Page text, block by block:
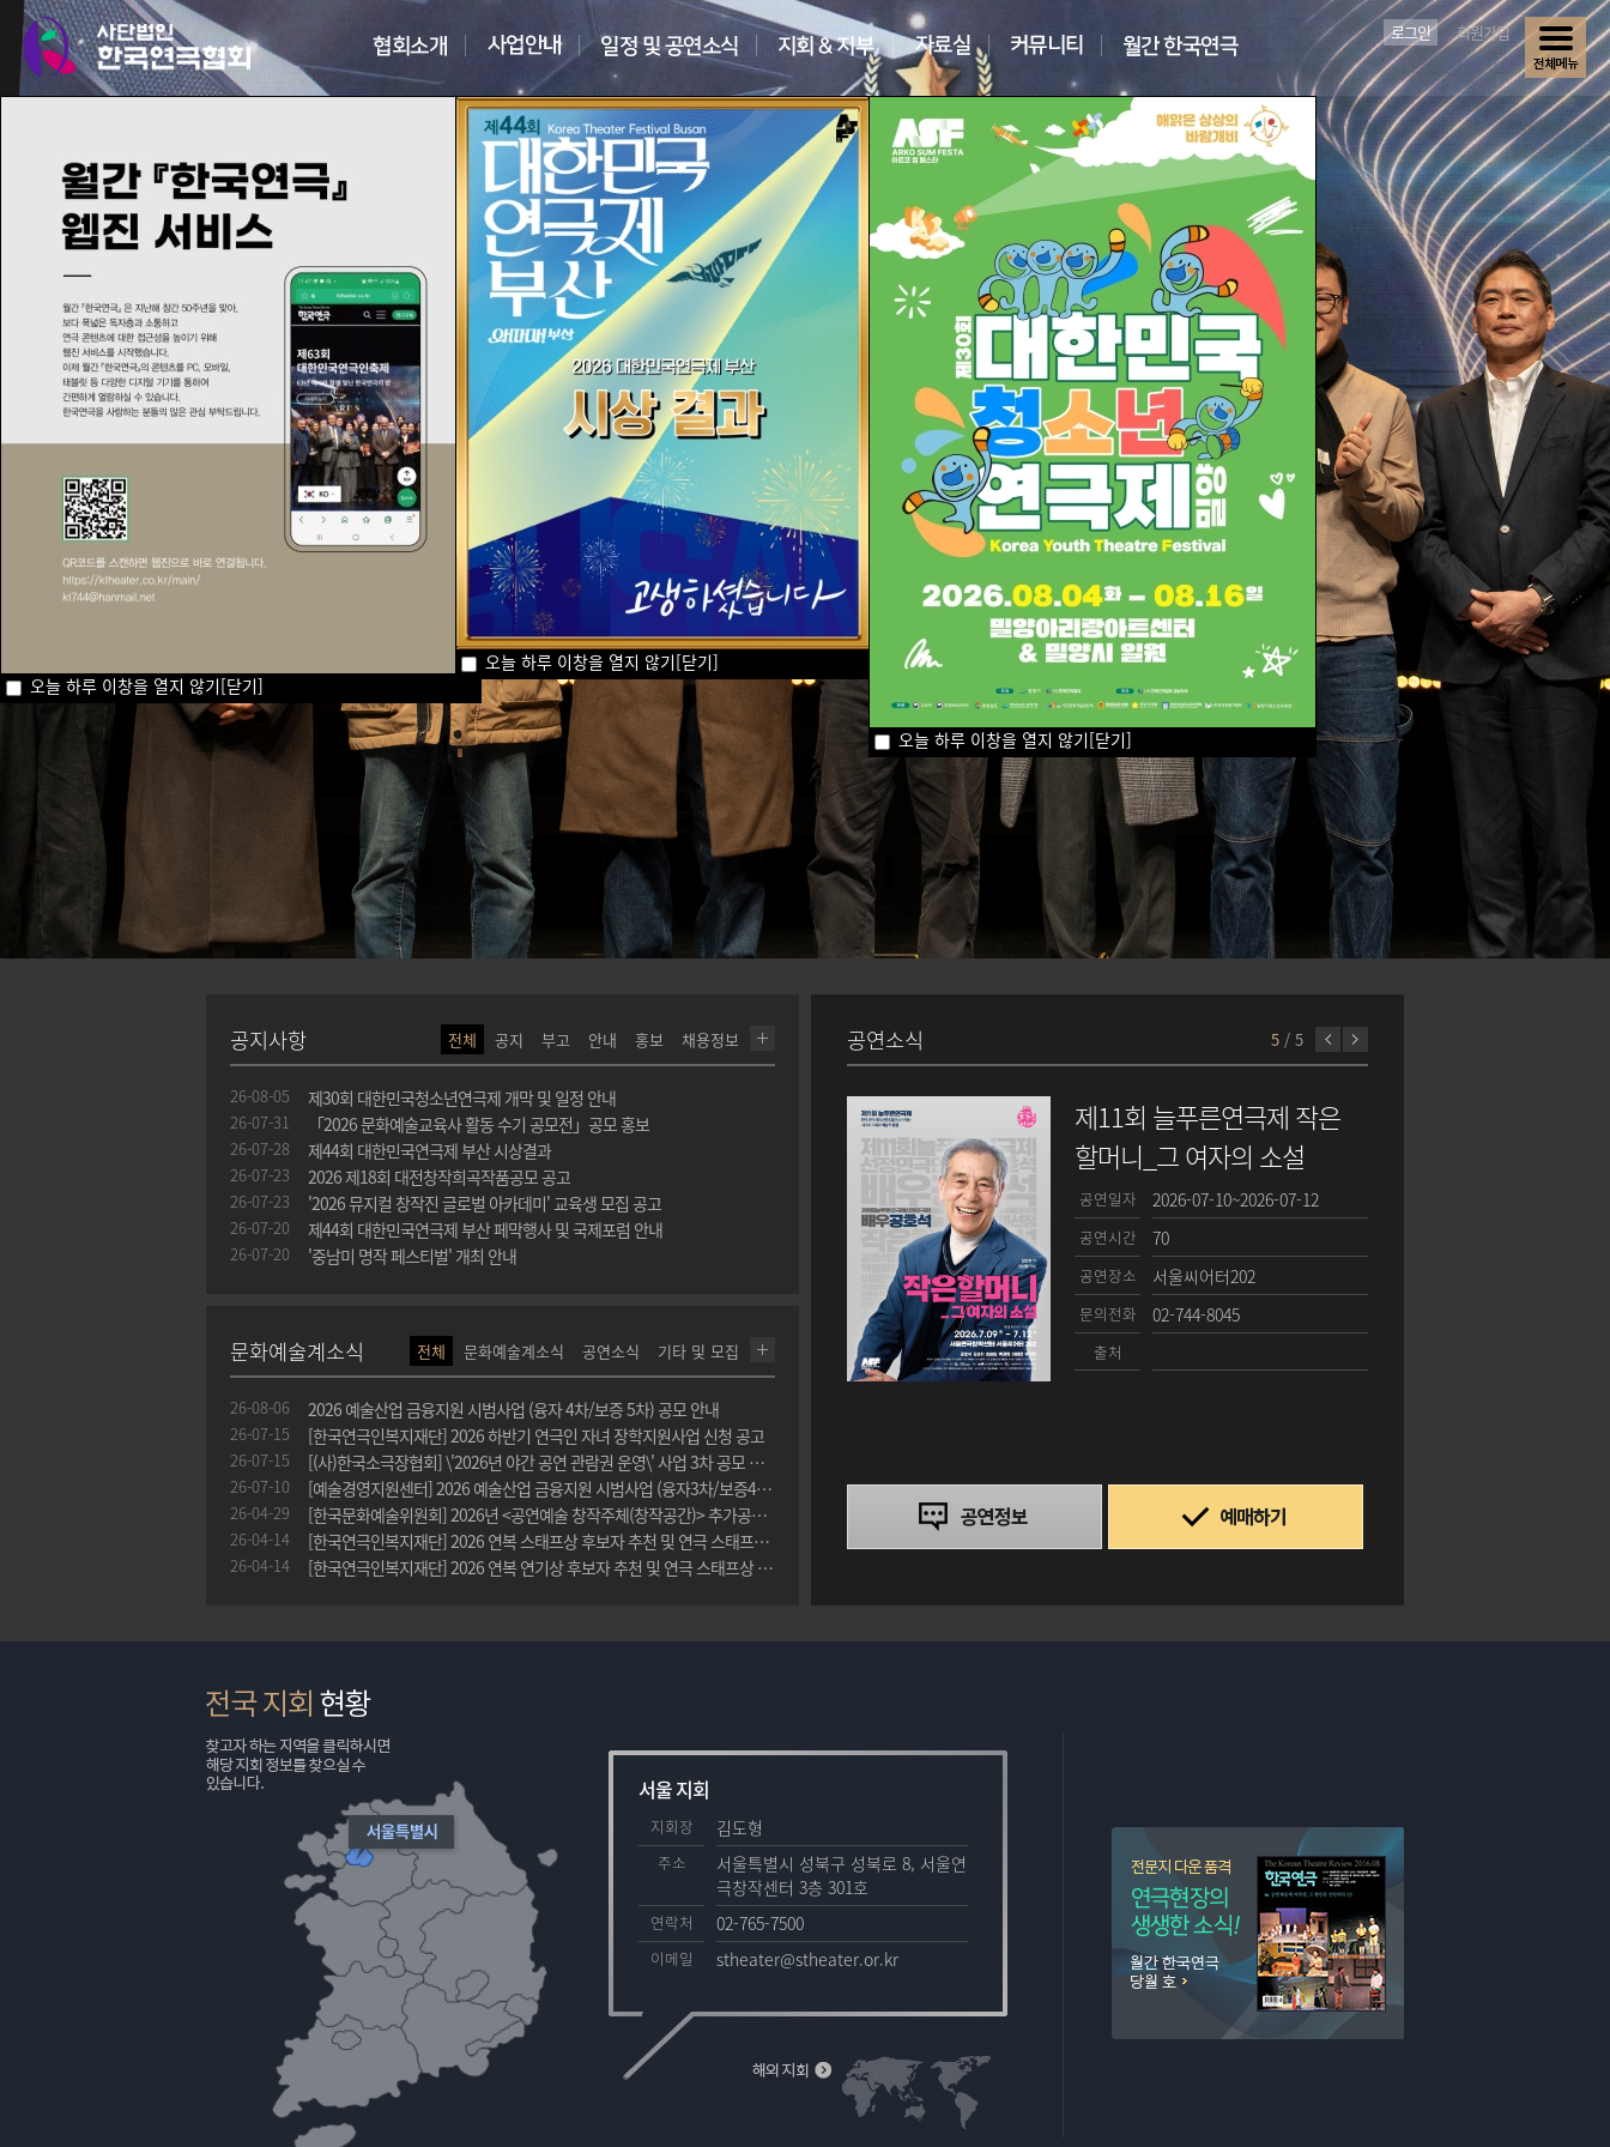
로그인 회원가입
2026
08
협회행사 일정안내
전체보기
제30회 대한민국청소년연극제 밀양
개막식
공지사항 전체 공지 부고 안내 홍보 채용정보
26-08-05 제30회 대한민국청소년연극제 개막 및 일정 안내
26-07-31 「2026 문화예술교육사 활동 수기 공모전」공모 홍보
26-07-28 제44회 대한민국연극제 부산 시상결과
26-07-23 2026 제18회 대전창작희곡작품공모 공고
26-07-23 '2026 뮤지컬 창작진 글로벌 아카데미' 교육생 모집 공고
26-07-20 제44회 대한민국연극제 부산 페막행사 및 국제포럼 안내
26-07-20 '중남미 명작 페스티벌' 개최 안내
공연소식 5 / 5
제11회 늘푸른연극제 작은
할머니_그 여자의 소설
공연일자 2026-07-10~2026-07-12
공연시간 70
공연장소 서울씨어터202
문의전화 02-744-8045
출처
문화예술계소식 전체 문화예술계소식 공연소식 기타 및 모집
26-08-06 2026 예술산업 금융지원 시범사업 (융자 4차/보증 5차) 공모 안내
26-07-15 [한국연극인복지재단] 2026 하반기 연극인 자녀 장학지원사업 신청 공고
26-07-15 [(사)한국소극장협회] \'2026년 야간 공연 관람권 운영\' 사업 3차 공모 안내
26-07-10 [예술경영지원센터] 2026 예술산업 금융지원 시범사업 (융자3차/보증4차) 공모 안내
26-04-29 [한국문화예술위원회] 2026년 <공연예술 창작주체(창작공간)> 추가공모 홍보
26-04-14 [한국연극인복지재단] 2026 연복 스태프상 후보자 추천 및 연극 스태프상 신청 공고 홍보
26-04-14 [한국연극인복지재단] 2026 연복 연기상 후보자 추천 및 연극 스태프상 신청 공고 홍보
서울 지회
지회장 김도형
주소
서울특별시 성북구 성북로 8, 서울연
극창작센터 3층 301호
연락처 02-765-7500
이메일 stheater@stheater.or.kr
오늘 하루 이창을 열지 않기[닫기]
오늘 하루 이창을 열지 않기[닫기]
오늘 하루 이창을 열지 않기[닫기]